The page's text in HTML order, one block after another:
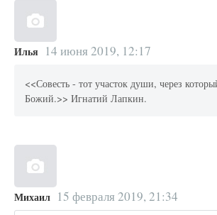
Илья 14 июня 2019, 12:17
<<Совесть - тот участок души, через
Божий.>> Игнатий Лапкин.
Михаил 15 февраля 2019, 21:34